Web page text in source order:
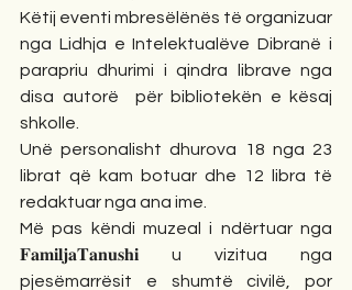
Këtij eventi mbresëlënës të organizuar
nga Lidhja e Intelektualëve Dibranë i
parapriu dhurimi i qindra librave nga
disa autorë  për bibliotekën e kësaj
shkolle.
Unë personalisht dhurova 18 nga 23
librat që kam botuar dhe 12 libra të
redaktuar nga ana ime.
Më pas këndi muzeal i ndërtuar nga
𝐅𝐚𝐦𝐢𝐥𝐣𝐚𝐓𝐚𝐧𝐮𝐬𝐡𝐢 u vizitua nga
pjesëmarrësit e shumtë civilë, por